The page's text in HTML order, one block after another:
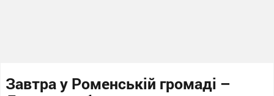
Завтра у Роменській громаді –